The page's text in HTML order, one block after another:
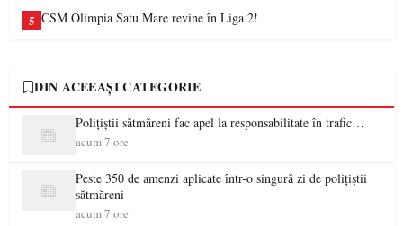
5 CSM Olimpia Satu Mare revine în Liga 2!
DIN ACEEAȘI CATEGORIE
Polițiștii sătmăreni fac apel la responsabilitate în trafic…
acum 7 ore
Peste 350 de amenzi aplicate într-o singură zi de polițiștii
sătmăreni
acum 7 ore